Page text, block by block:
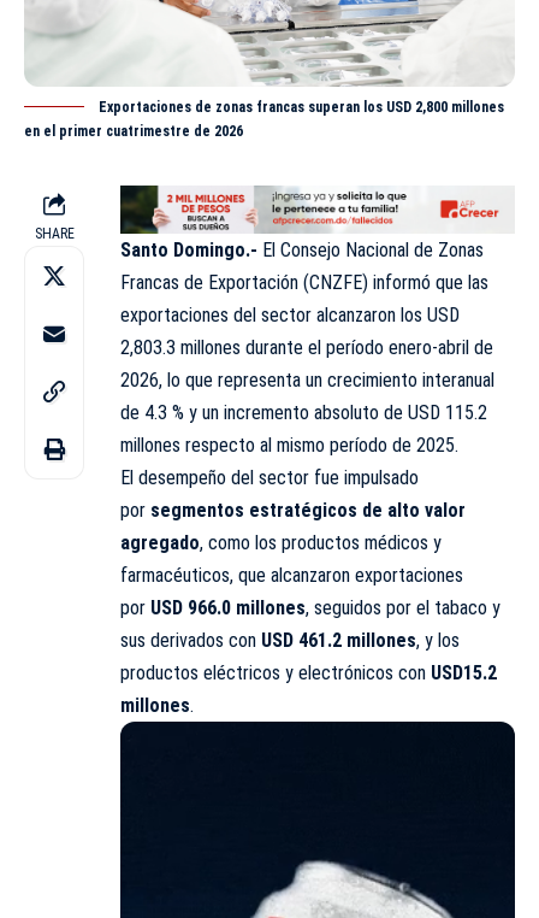
Exportaciones de zonas francas superan los USD 2,800 millones
en el primer cuatrimestre de 2026
SHARE
Santo Domingo.- El Consejo Nacional de Zonas
Francas de Exportación (CNZFE) informó que las
exportaciones del sector alcanzaron los USD
2,803.3 millones durante el período enero-abril de
2026, lo que representa un crecimiento interanual
de 4.3 % y un incremento absoluto de USD 115.2
millones respecto al mismo período de 2025.
El desempeño del sector fue impulsado
por segmentos estratégicos de alto valor
agregado, como los productos médicos y
farmacéuticos, que alcanzaron exportaciones
por USD 966.0 millones, seguidos por el tabaco y
sus derivados con USD 461.2 millones, y los
productos eléctricos y electrónicos con USD15.2
millones.